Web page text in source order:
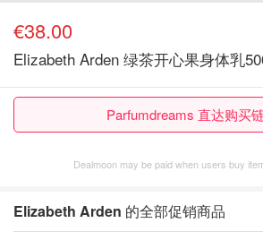
€38.00
Elizabeth Arden 绿茶开心果身体
Parfumdreams 直达购买
Dealmoon may be paid when users buy
Elizabeth Arden 的全部促销商品